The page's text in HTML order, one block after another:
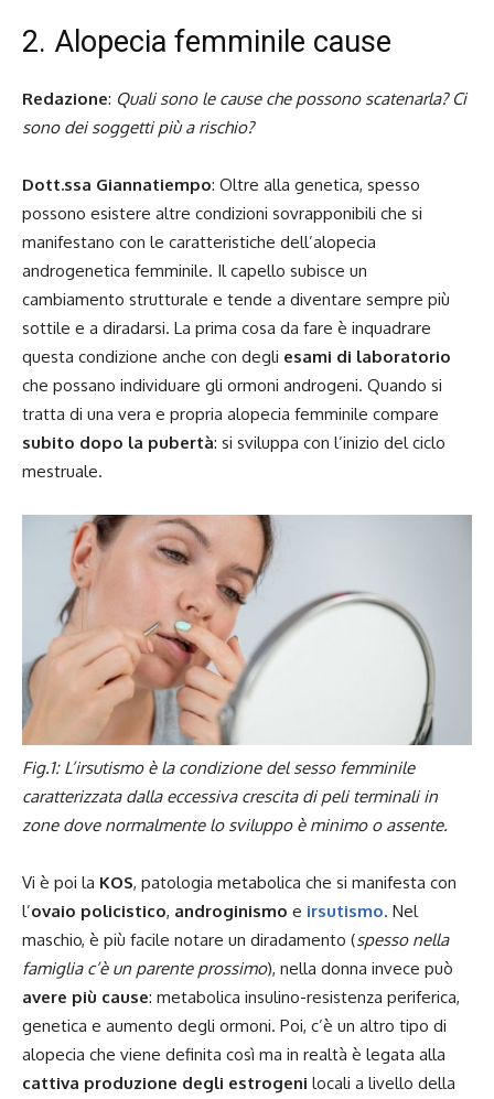
2. Alopecia femminile cause
Redazione: Quali sono le cause che possono scatenarla? Ci
sono dei soggetti più a rischio?
Dott.ssa Giannatiempo: Oltre alla genetica, spesso
possono esistere altre condizioni sovrapponibili che si
manifestano con le caratteristiche dell’alopecia
androgenetica femminile. Il capello subisce un
cambiamento strutturale e tende a diventare sempre più
sottile e a diradarsi. La prima cosa da fare è inquadrare
questa condizione anche con degli esami di laboratorio
che possano individuare gli ormoni androgeni. Quando si
tratta di una vera e propria alopecia femminile compare
subito dopo la pubertà: si sviluppa con l’inizio del ciclo
mestruale.
Fig.1: L’irsutismo è la condizione del sesso femminile
caratterizzata dalla eccessiva crescita di peli terminali in
zone dove normalmente lo sviluppo è minimo o assente.
Vi è poi la KOS, patologia metabolica che si manifesta con
l’ovaio policistico, androginismo e irsutismo. Nel
maschio, è più facile notare un diradamento (spesso nella
famiglia c’è un parente prossimo), nella donna invece può
avere più cause: metabolica insulino-resistenza periferica,
genetica e aumento degli ormoni. Poi, c’è un altro tipo di
alopecia che viene definita così ma in realtà è legata alla
cattiva produzione degli estrogeni locali a livello della